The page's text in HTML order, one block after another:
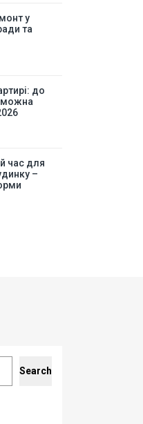
у
нюанси ремонту у
у
та
до
можна
час для
–
Search